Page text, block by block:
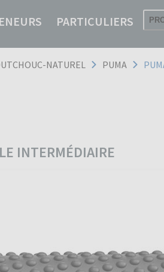
PARTICULIERS
NATUREL PUMA
INTERMÉDIAIRE